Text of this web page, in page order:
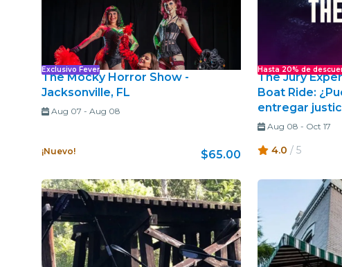
Exclusivo Fever
The Mocky Horror Show -
Jacksonville, FL
Aug 07 - Aug 08
¡Nuevo! $65.00
Hasta 20% de
The Jury
Boat Ride:
entregar
Aug 08 - Oct 17
4.0 / 5